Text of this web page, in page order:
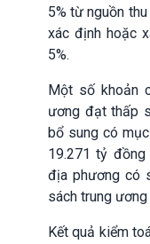
5% từ nguồn
xác định hoặc
5%.
Một số khoản
ương đạt thấp
bổ sung có
19.271 tỷ
địa phương có
sách trung ương
Kết quả kiểm